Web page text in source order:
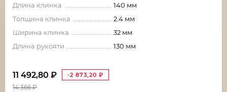
Длина клинка
140 мм
Толщина клинка
2.4 мм
Ширина клинка
32 мм
Длина рукояти
130 мм
11 492,80 ₽ -2 873,20 ₽
14 366₽